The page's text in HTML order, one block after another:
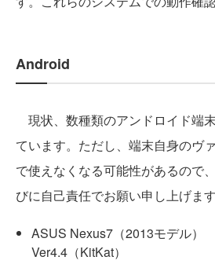
Android
現状、数種類のアンドロイド端
ています。ただし、端末自身のヴ
で使えなくなる可能性があるので
びに自己責任でお願い申し上げます
ASUS Nexus7（2013モデル）
Ver4.4（KitKat）